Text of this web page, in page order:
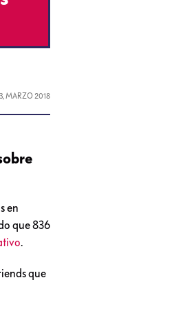
MARZO 2018
en
que 836
.
que